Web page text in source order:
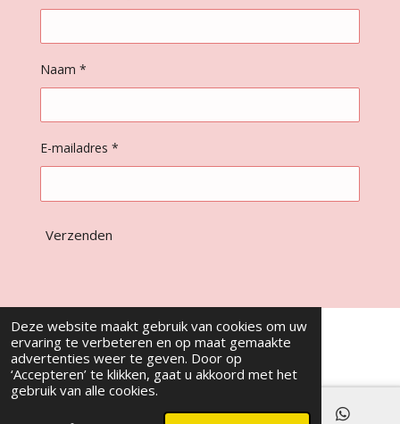
Deze website maakt gebruik van cookies om uw
ervaring te verbeteren en op maat gemaakte
advertenties weer te geven. Door op
‘Accepteren’ te klikken, gaat u akkoord met het
gebruik van alle cookies.
Naam *
E-mailadres *
Verzenden